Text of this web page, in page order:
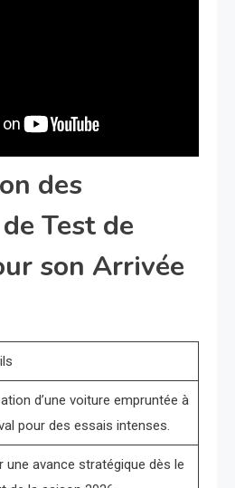
des
Test de
son Arrivée
d’une voiture empruntée à
pour des essais intenses.
une avance stratégique dès le